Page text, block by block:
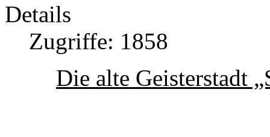
Details
Zugriffe: 1858
Die alte Geisterstadt